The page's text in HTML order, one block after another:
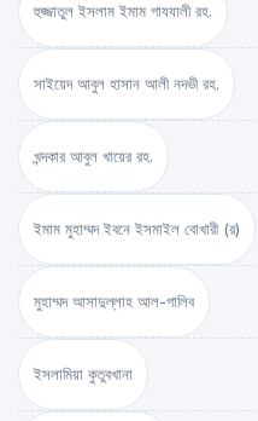
হুজ্জাতুল ইসলাম ইমাম গাযযালী রহ.
সাইয়েদ আবুল হাসান আলী নদভী রহ.
খন্দকার আবুল খায়ের রহ.
ইমাম মুহাম্মদ ইবনে ইসমাইল বোখারী (র)
মুহাম্মদ আসাদুল্লাহ আল-গালিব
ইসলামিয়া কুতুবখানা